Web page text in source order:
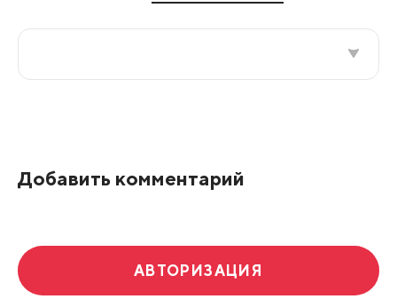
Добавить комментарий
АВТОРИЗАЦИЯ